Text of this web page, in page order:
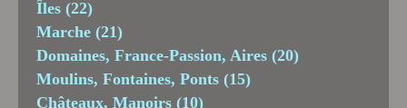
Îles (22)
Marche (21)
Domaines, France-Passion, Aires (20)
Moulins, Fontaines, Ponts (15)
Châteaux, Manoirs (10)